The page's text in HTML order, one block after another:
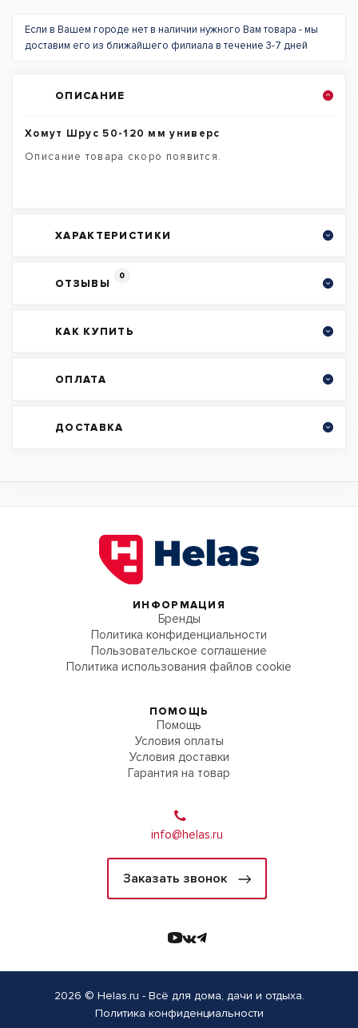
Если в Вашем городе нет в наличии нужного Вам товара - мы
доставим его из ближайшего филиала в течение 3-7 дней
ОПИСАНИЕ
Хомут Шрус 50-120 мм универс
Описание товара скоро появится.
ХАРАКТЕРИСТИКИ
ОТЗЫВЫ
0
КАК КУПИТЬ
ОПЛАТА
ДОСТАВКА
ИНФОРМАЦИЯ
Бренды
Политика конфиденциальности
Пользовательское соглашение
Политика использования файлов cookie
ПОМОЩЬ
Помощь
Условия оплаты
Условия доставки
Гарантия на товар
info@helas.ru
Заказать звонок
2026 © Helas.ru - Всё для дома, дачи и отдыха.
Политика конфиденциальности